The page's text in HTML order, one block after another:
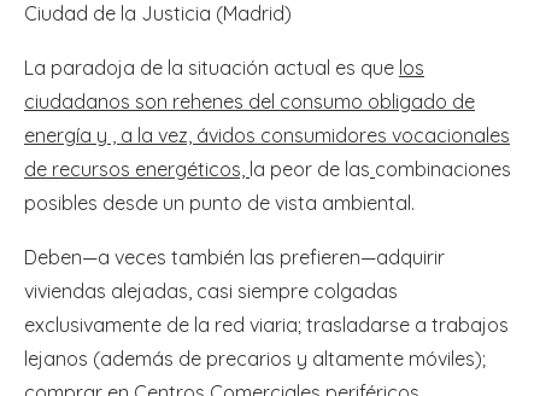
Ciudad de la Justicia (Madrid)
La paradoja de la situación actual es que los
ciudadanos son rehenes del consumo obligado de
energía y , a la vez, ávidos consumidores vocacionales
de recursos energéticos, la peor de las combinaciones
posibles desde un punto de vista ambiental.
Deben—a veces también las prefieren—adquirir
viviendas alejadas, casi siempre colgadas
exclusivamente de la red viaria; trasladarse a trabajos
lejanos (además de precarios y altamente móviles);